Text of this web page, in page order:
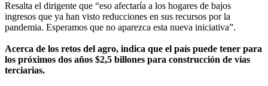
Resalta el dirigente que “eso afectaría a los hogares de bajos
ingresos que ya han visto reducciones en sus recursos por la
pandemia. Esperamos que no aparezca esta nueva iniciativa”.
Acerca de los retos del agro, indica que el país puede tener para
los próximos dos años $2,5 billones para construcción de vías
terciarias.